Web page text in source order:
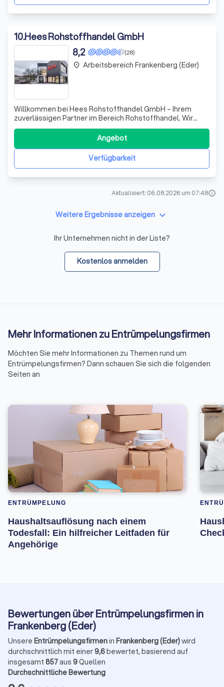
10.Hees Rohstoffhandel GmbH
(28)
8,2
Willkommen bei Hees Rohstoffhandel GmbH – Ihrem
zuverlässigen Partner im Bereich Rohstoffhandel. Wir
zeichnen uns durch unsere langjährige Erfahrung und
unser umfassendes Fachwissen aus, das es uns
ermöglicht, Ihnen maßgeschneiderte Lösungen
anzubieten. Unser engagiertes Team arbeitet
Verfügbarkeit
Angebot
place Arbeitsbereich Frankenberg (Eder)
Aktualisiert: 06.08.2026 um 07:48info
Weitere Ergebnisse anzeigen keyboard_arrow_down
Ihr Unternehmen nicht in der Liste?
Kostenlos anmelden
Mehr Informationen zu Entrümpelungsfirmen
Möchten Sie mehr Informationen zu Themen rund um
Entrümpelungsfirmen? Dann schauen Sie sich die folgenden
Seiten an
ENTRÜMPELUNG
Haushaltsauflösung nach einem
Todesfall: Ein hilfreicher Leitfaden für
Angehörige
Bewertungen über Entrümpelungsfirmen in
Frankenberg (Eder)
Unsere Entrümpelungsfirmenin Frankenberg (Eder)wird
durchschnittlich mit einer9,6bewertet, basierend auf
insgesamt 857aus 9Quellen
Durchschnittliche Bewertung